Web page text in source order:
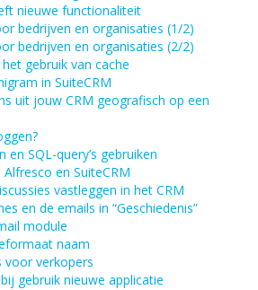
nieuwe functionaliteit
bedrijven en organisaties (1/2)
bedrijven en organisaties (2/2)
gebruik van cache
in SuiteCRM
uit jouw CRM geografisch op een
en SQL-query’s gebruiken
en SuiteCRM
vastleggen in het CRM
en de emails in “Geschiedenis”
module
naam
voor verkopers
gebruik nieuwe applicatie